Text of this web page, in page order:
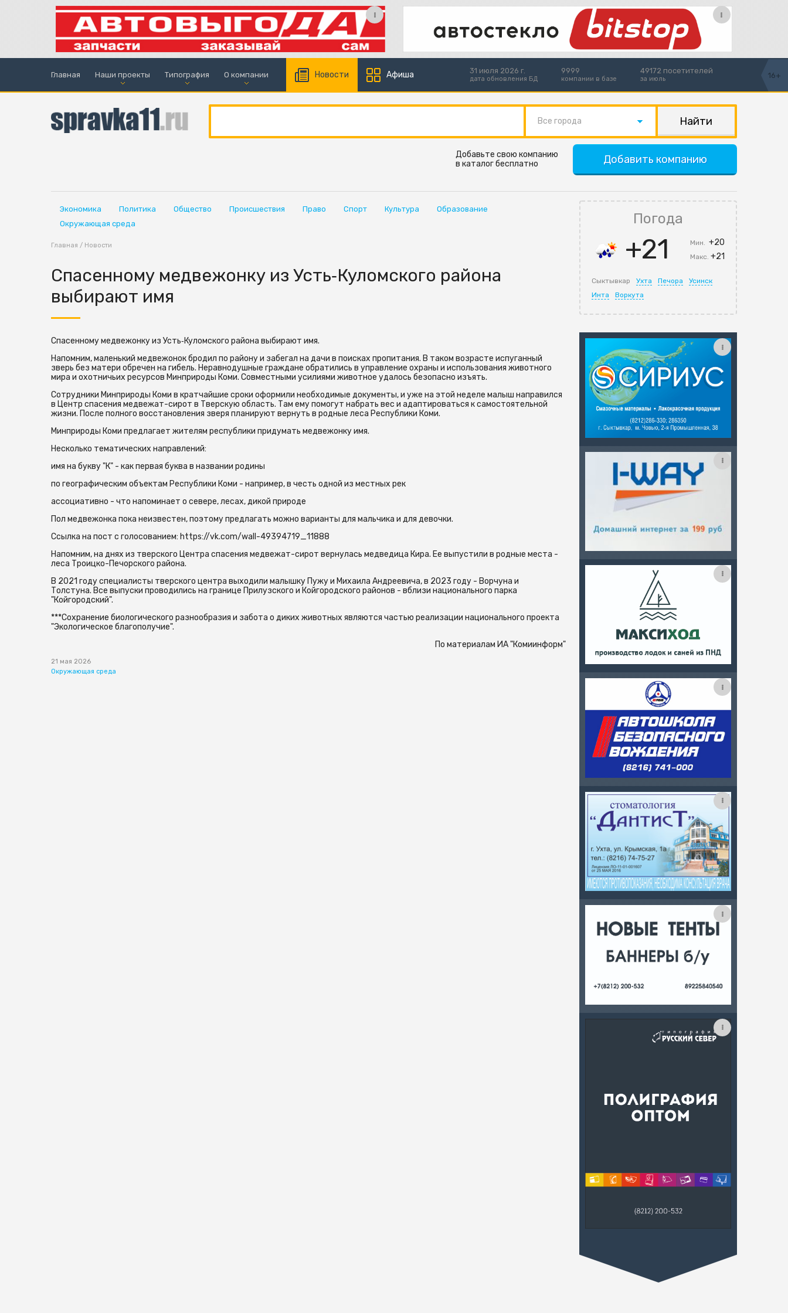
Главная Наши проекты Типография О компании Новости Афиша 31 июля 2026 г.
дата обновления БД
9999
компании в базе
49172 посетителей
за июль 16+
Все города
Добавить компанию
Добавьте свою компанию
в каталог бесплатно
Экономика Политика Общество Происшествия Право Спорт Культура
Образование
Окружающая среда
Главная / Новости
Спасенному медвежонку из Усть‑Куломского района
выбирают имя
Спасенному медвежонку из Усть‑Куломского района выбирают имя.
Напомним, маленький медвежонок бродил по району и забегал на дачи в поисках пропитания. В таком возрасте испуганный
зверь без матери обречен на гибель. Неравнодушные граждане обратились в управление охраны и использования животного
мира и охотничьих ресурсов Минприроды Коми. Совместными усилиями животное удалось безопасно изъять.
Сотрудники Минприроды Коми в кратчайшие сроки оформили необходимые документы, и уже на этой неделе малыш направился
в Центр спасения медвежат-сирот в Тверскую область. Там ему помогут набрать вес и адаптироваться к самостоятельной
жизни. После полного восстановления зверя планируют вернуть в родные леса Республики Коми.
Минприроды Коми предлагает жителям республики придумать медвежонку имя.
Несколько тематических направлений:
имя на букву "К" - как первая буква в названии родины
по географическим объектам Республики Коми - например, в честь одной из местных рек
ассоциативно - что напоминает о севере, лесах, дикой природе
Пол медвежонка пока неизвестен, поэтому предлагать можно варианты для мальчика и для девочки.
Ссылка на пост с голосованием: https://vk.com/wall-49394719_11888
Напомним, на днях из тверского Центра спасения медвежат-сирот вернулась медведица Кира. Ее выпустили в родные места -
леса Троицко-Печорского района.
В 2021 году специалисты тверского центра выходили малышку Пужу и Михаила Андреевича, в 2023 году - Ворчуна и
Толстуна. Все выпуски проводились на границе Прилузского и Койгородского районов - вблизи национального парка
"Койгородский".
***Сохранение биологического разнообразия и забота о диких животных являются частью реализации национального проекта
"Экологическое благополучие".
По материалам ИА "Комиинформ"
21 мая 2026
Окружающая среда
Погода
+21 Мин.+20
Макс.+21
Сыктывкар Ухта Печора
Усинск
Инта
Воркута